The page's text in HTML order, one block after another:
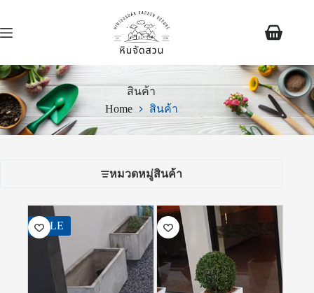
สินค้า
Home
สินค้า
หมวดหมู่สินค้า
SALE